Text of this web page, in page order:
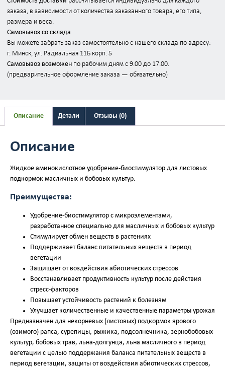
заказа, в зависимости от количества заказанного товара, его типа,
размера и веса.
Самовывоз со склада
Вы можете забрать заказ самостоятельно с нашего склада по адресу:
г. Минск, ул. Радиальная 11Б корп. 5
Самовывоз возможен по рабочим дням с 9.00 до 17.00.
(предварительное оформление заказа — обязательно)
Описание Детали Отзывы (0)
Описание
Жидкое аминокислотное удобрение-биостимулятор для листовых
подкормок масличных и бобовых культур.
Преимущества:
Удобрение-биостимулятор с микроэлементами,
разработанное специально для масличных и бобовых культур
Стимулирует обмен веществ в растениях
Поддерживает баланс питательных веществ в период
вегетации
Защищает от воздействия абиотических стрессов
Восстанавливает продуктивность культур после действия
стресс-факторов
Повышает устойчивость растений к болезням
Улучшает количественные и качественные параметры урожая
Предназначен для некорневых (листовых) подкормок ярового
(озимого) рапса, сурепицы, рыжика, подсолнечника, зернобобовых
культур, бобовых трав, льна-долгунца, льна масличного в период
вегетации с целью поддержания баланса питательных веществ в
период вегетации, защиты от воздействия абиотических стрессов,